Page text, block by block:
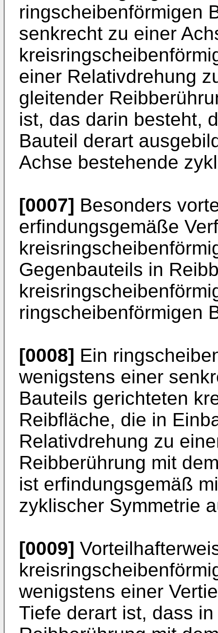
ringscheibenförmigen
senkrecht zu einer
einer Relativdrehung
gleitender
ist, das darin besteht,
Bauteil derart
Achse bestehende
[0007] Besonders
erfindungsgemäße
Gegenbauteils in
ringscheibenförmigen
[0008] Ein
wenigstens einer
Bauteils gerichteten
Reibfläche, die in
Relativdrehung zu
Reibberührung mit
ist erfindungsgemäß
zyklischer Symmetrie
[0009]
wenigstens einer
Tiefe derart ist, dass